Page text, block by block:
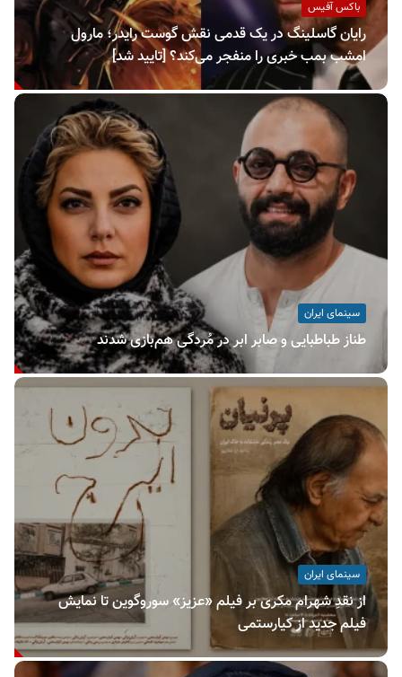
باکس آفیس
رایان گاسلینگ در یک قدمی نقش گوست رایدر؛ مارول
امشب بمب خبری را منفجر می‌کند؟ [تایید شد]
سینمای ایران
طناز طباطبایی و صابر ابر در مُردگی هم‌بازی شدند
سینمای ایران
از نقدِ شهرام مکری بر فیلم «عزیز» سوروگوین تا نمایش
فیلم جدید از کیارستمی